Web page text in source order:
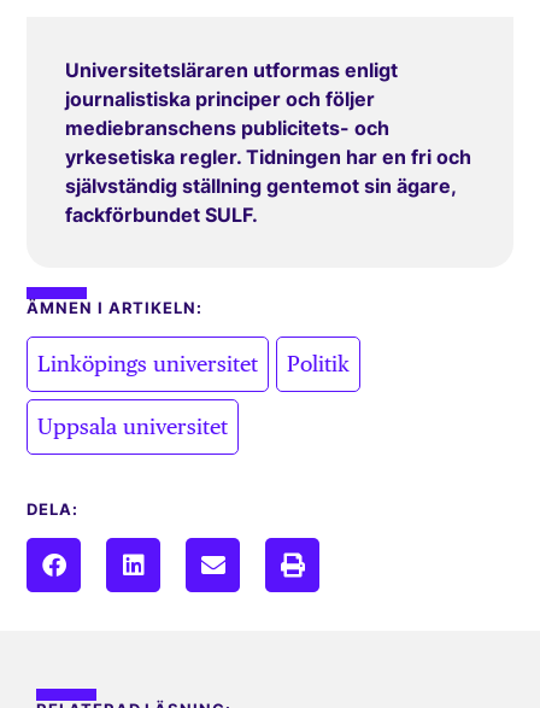
Universitetsläraren utformas enligt
journalistiska principer och följer
mediebranschens publicitets- och
yrkesetiska regler. Tidningen har en fri och
självständig ställning gentemot sin ägare,
fackförbundet SULF.
ÄMNEN I ARTIKELN:
Linköpings universitet Politik
Uppsala universitet
DELA: